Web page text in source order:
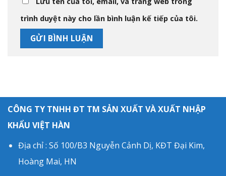
trình duyệt này cho lần bình luận kế tiếp của tôi.
CÔNG TY TNHH ĐT TM SẢN XUẤT VÀ XUẤT NHẬP
KHẨU VIỆT HÀN
Địa chỉ : Số 100/B3 Nguyễn Cảnh Dị, KĐT Đại Kim,
Hoàng Mai, HN